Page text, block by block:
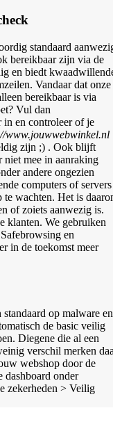
standaard
bereikbaar zijn via de
en biedt
Vandaar dat onze
bereikbaar is via
Vul dan
in en controleer of je
www.jouwwebwinkel.nl
zijn ;) . Ook blijft
mee in aanraking
andere ongezien
computers of servers
wachten. Het is
of zoiets aanwezig is.
klanten. We gebruiken
en
in de toekomst meer
op malware en
de basic veilig
Diegene die al een
verschil merken
webshop door de
dashboard onder
zekerheden > Veilig